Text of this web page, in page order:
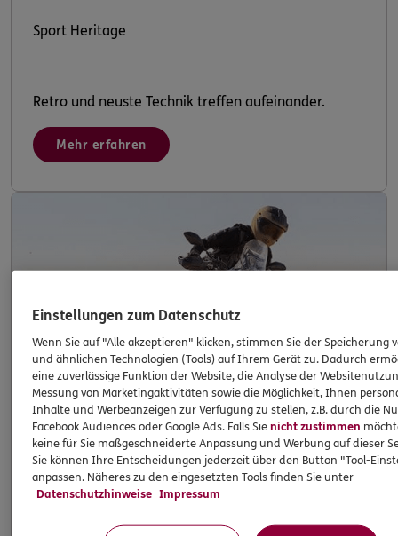
Sport Heritage
Retro und neuste Technik treffen aufeinander.
Mehr erfahren
Adventure
Einstellungen zum Datenschutz
Wenn Sie auf "Alle akzeptieren" klicken, stimmen Sie der Speicherung
und ähnlichen Technologien (Tools) auf Ihrem Gerät zu. Dadurch
eine zuverlässige Funktion der Website, die Analyse der
Messung von Marketingaktivitäten sowie die Möglichkeit, Ihnen
Inhalte und Werbeanzeigen zur Verfügung zu stellen, z.B. durch die
Facebook Audiences oder Google Ads. Falls Sienicht zustimmen
keine für Sie maßgeschneiderte Anpassung und Werbung auf dieser
Sie können Ihre Entscheidungen jederzeit über den Button "Tool-
anpassen. Näheres zu den eingesetzten Tools finden Sie unter
Datenschutzhinweise Impressum